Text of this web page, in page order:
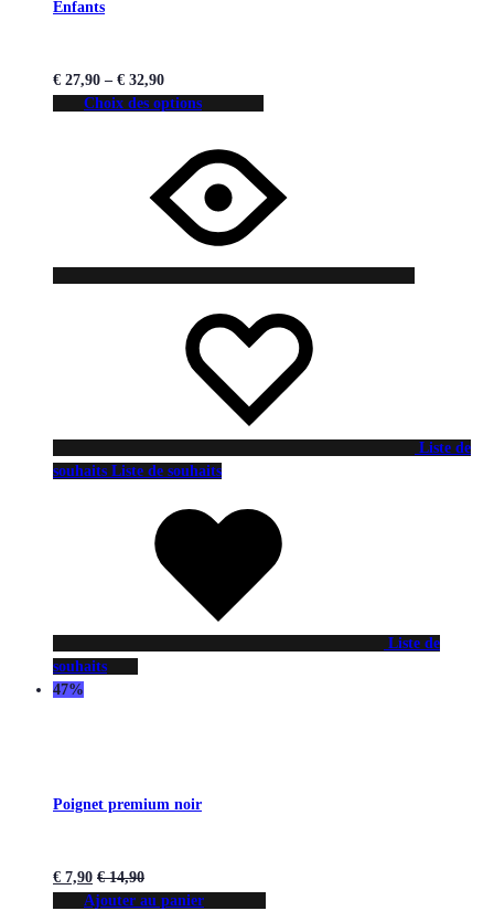
Enfants
€ 27,90 – € 32,90
Choix des options
Liste de
souhaits Liste de souhaits
Liste de
souhaits
47%
Poignet premium noir
€ 7,90 €14,90
Ajouter au panier